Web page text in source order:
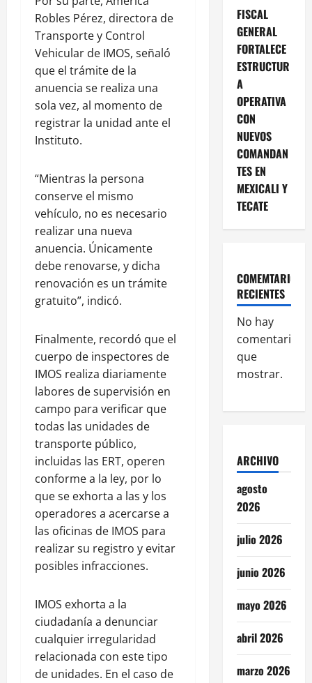
Robles Pérez, directora de
Transporte y Control
Vehicular de IMOS, señaló
que el trámite de la
anuencia se realiza una
sola vez, al momento de
registrar la unidad ante el
Instituto.
“Mientras la persona
conserve el mismo
vehículo, no es necesario
realizar una nueva
anuencia. Únicamente
debe renovarse, y dicha
renovación es un trámite
gratuito”, indicó.
Finalmente, recordó que el
cuerpo de inspectores de
IMOS realiza diariamente
labores de supervisión en
campo para verificar que
todas las unidades de
transporte público,
incluidas las ERT, operen
conforme a la ley, por lo
que se exhorta a las y los
operadores a acercarse a
las oficinas de IMOS para
realizar su registro y evitar
posibles infracciones.
IMOS exhorta a la
ciudadanía a denunciar
cualquier irregularidad
relacionada con este tipo
de unidades. En el caso de
FISCAL
GENERAL
FORTALECE
ESTRUCTUR
A
OPERATIVA
CON
NUEVOS
COMANDAN
TES EN
MEXICALI Y
TECATE
COMEMTARIOS
RECIENTES
No hay
comentarios
que
mostrar.
ARCHIVO
agosto
2026
julio 2026
junio 2026
mayo 2026
abril 2026
marzo 2026